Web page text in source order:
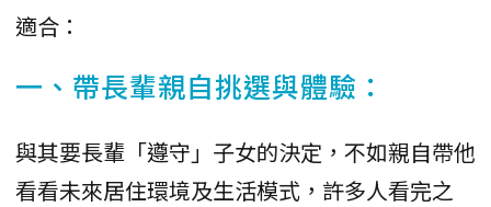
適合：
一、帶長輩親自挑選與體驗：
與其要長輩「遵守」子女的決定，不如親自帶他
看看未來居住環境及生活模式，許多人看完之